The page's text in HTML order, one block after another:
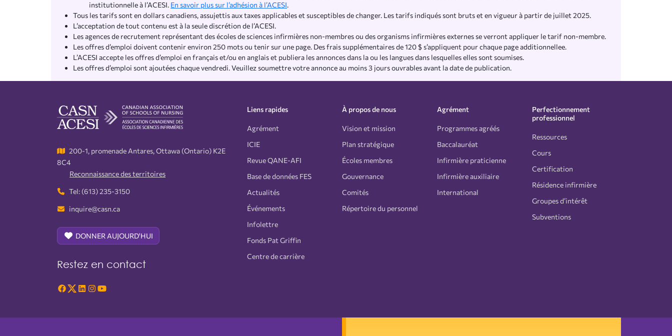
institutionnelle à l’ACESI. En savoir plus sur l’adhésion à l’ACESI.
Tous les tarifs sont en dollars canadiens, assujettis aux taxes applicables et susceptibles de changer. Les tarifs indiqués sont bruts et en vigueur à partir de juillet 2025.
L’acceptation de tout contenu est à la seule discrétion de l’ACESI.
Les agences de recrutement représentant des écoles de sciences infirmières non-membres ou des organisms infirmières externes se verront appliquer le tarif non-membre.
Les offres d’emploi doivent contenir environ 250 mots ou tenir sur une page. Des frais supplémentaires de 120 $ s’appliquent pour chaque page additionnellee.
L’ACESI accepte les offres d’emploi en français et/ou en anglais et publiera les annonces dans la ou les langues dans lesquelles elles sont soumises.
Les offres d’emploi sont ajoutées chaque vendredi. Veuillez soumettre votre annonce au moins 3 jours ouvrables avant la date de publication.
200-1, promenade Antares, Ottawa (Ontario) K2E
8C4
Reconnaissance des territoires
Tel: (613) 235-3150
inquire@casn.ca
DONNER AUJOURD'HUI
Restez en contact
Liens rapides
Agrément
ICIE
Revue QANE-AFI
Base de données FES
Actualités
Événements
Infolettre
Fonds Pat Griffin
Centre de carrière
À propos de nous
Vision et mission
Plan stratégique
Écoles membres
Gouvernance
Comités
Répertoire du personnel
Agrément
Programmes agréés
Baccalauréat
Infirmière praticienne
Infirmière auxiliaire
International
Perfectionnement
professionnel
Ressources
Cours
Certification
Résidence infirmière
Groupes d’intérêt
Subventions